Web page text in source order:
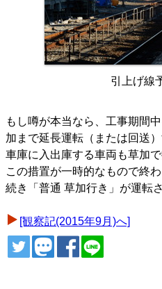
引上げ線
もし噂が本当なら、工事期間
加まで延長運転（または回送
車庫に入出庫する車両も草加
この措置が一時的なもので終
続き「普通 草加行き」が運転
[観察記(2015年9月)へ]
ツイートトゥート
シェア